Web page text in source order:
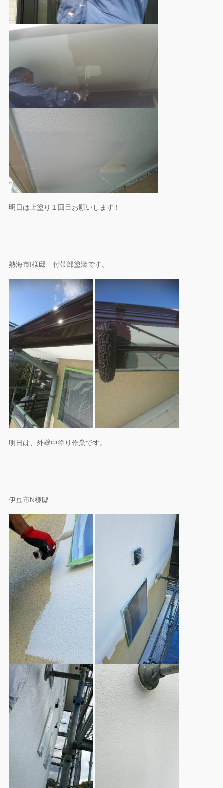
明日は上塗り１回目お願いします！
熱海市I様邸 付帯部塗装です。
明日は、外壁中塗り作業です。
伊豆市N様邸